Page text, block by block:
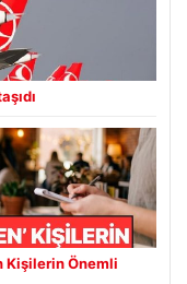
Kişilerin Önemli Ortak